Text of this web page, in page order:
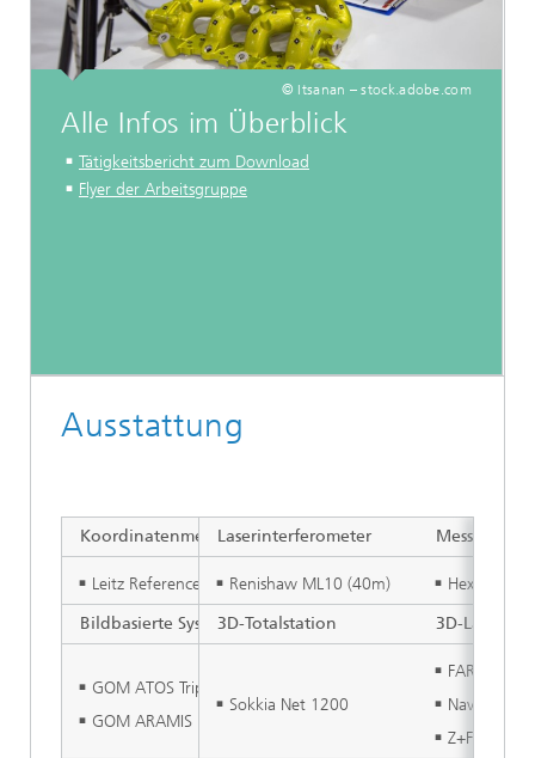
© Itsanan – stock.adobe.com
Alle Infos im Überblick
Tätigkeitsbericht zum Download
Flyer der Arbeitsgruppe
Ausstattung
Laserinterferometer Messarm
Renishaw ML10 (40m)
Hexagon
3D-Totalstation
3D-
Sokkia Net 1200
FARO
NavVis
Z+F Imager
Koordinatenmessmaschine
Leitz Reference XI
Bildbasierte Systeme
GOM ATOS Triple Scan
GOM ARAMIS